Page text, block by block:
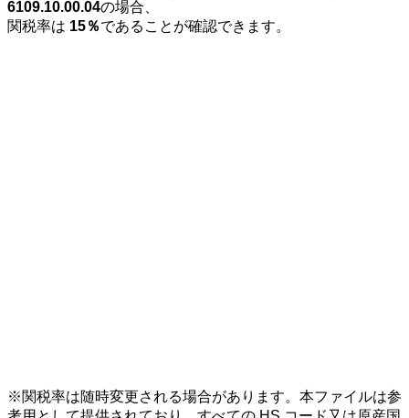
6109.10.00.04の場合、
関税率は 15％であることが確認できます。
※関税率は随時変更される場合があります。本ファイルは参